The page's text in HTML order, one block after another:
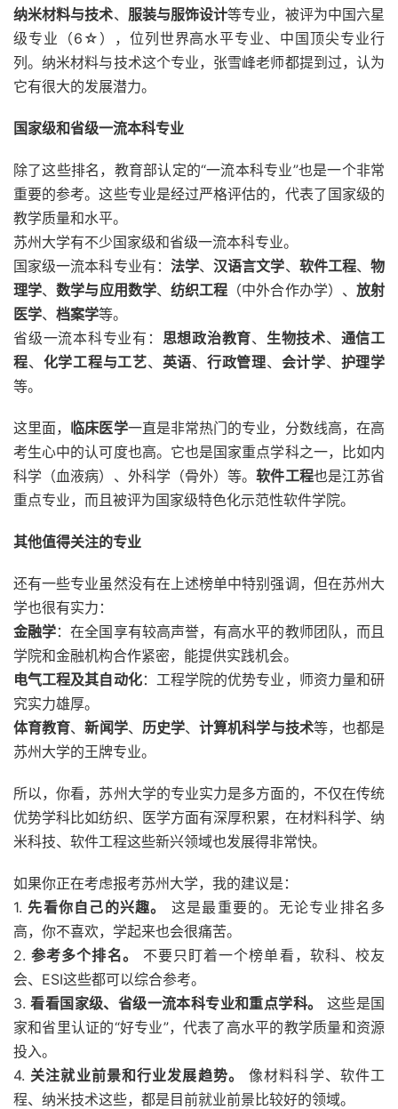
纳米材料与技术、 服装与服饰设计等专业，被评为中国六星
级专业（6☆），位列世界高水平专业、中国顶尖专业行
列。纳米材料与技术这个专业，张雪峰老师都提到过，认为
它有很大的发展潜力。
国家级和省级一流本科专业
除了这些排名，教育部认定的“一流本科专业”也是一个非常
重要的参考。这些专业是经过严格评估的，代表了国家级的
教学质量和水平。
苏州大学有不少国家级和省级一流本科专业。
国家级一流本科专业有： 法学、汉语言文学、 软件工程、物
理学、数学与应用数学、 纺织工程 （中外合作办学）、 放射
医学、 档案学等。
省级一流本科专业有： 思想政治教育、 生物技术、 通信工
程、 化学工程与工艺、 英语、 行政管理、 会计学、 护理学
等。
这里面， 临床医学一直是非常热门的专业，分数线高，在高
考生心中的认可度也高。它也是国家重点学科之一，比如内
科学（血液病）、外科学（骨外）等。软件工程也是江苏省
重点专业，而且被评为国家级特色化示范性软件学院。
其他值得关注的专业
还有一些专业虽然没有在上述榜单中特别强调，但在苏州大
学也很有实力：
金融学：在全国享有较高声誉，有高水平的教师团队，而且
学院和金融机构合作紧密，能提供实践机会。
电气工程及其自动化：工程学院的优势专业，师资力量和研
究实力雄厚。
体育教育、新闻学、 历史学、计算机科学与技术等，也都是
苏州大学的王牌专业。
所以，你看，苏州大学的专业实力是多方面的，不仅在传统
优势学科比如纺织、医学方面有深厚积累，在材料科学、纳
米科技、软件工程这些新兴领域也发展得非常快。
如果你正在考虑报考苏州大学，我的建议是：
1. 先看你自己的兴趣。
这是最重要的。无论专业排名多
高，你不喜欢，学起来也会很痛苦。
2.参考多个排名。
不要只盯着一个榜单看，软科、校友
会、ESI这些都可以综合参考。
3.看看国家级、省级一流本科专业和重点学科。
这些是国
家和省里认证的“好专业”，代表了高水平的教学质量和资源
投入。
4. 关注就业前景和行业发展趋势。
像材料科学、软件工
程、纳米技术这些，都是目前就业前景比较好的领域。